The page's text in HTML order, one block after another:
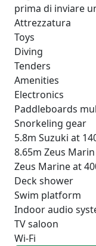
prima di inviare
Attrezzatura
Toys
Diving
Tenders
Amenities
Electronics
Paddleboards
Snorkeling gear
5.8m Suzuki at
8.65m Zeus
Zeus Marine at
Deck shower
Swim platform
Indoor audio
TV saloon
Wi-Fi